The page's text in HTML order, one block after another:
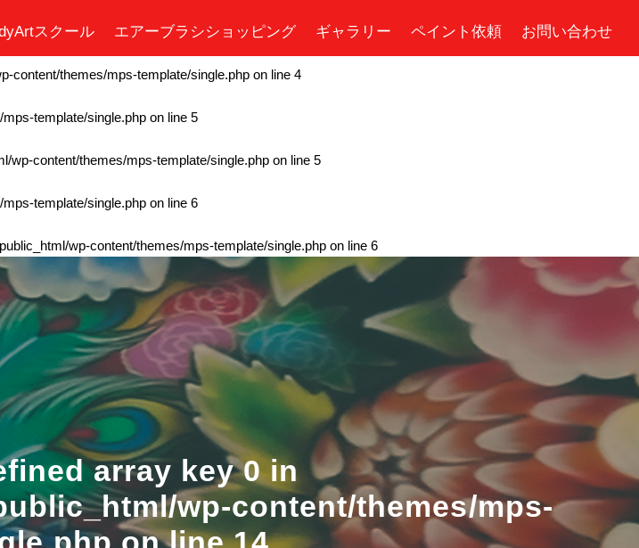
スクール エアーブラシショッピング ギャラリー ペイント依頼 お問い合わせ
template/single.phpon line 4
content/themes/mps-template/single.php on line 4
template/single.php on line 5
wp-content/themes/mps-template/single.php on line 5
template/single.php on line 6
wp-content/themes/mps-template/single.php on line 6
array key 0 in
wp-content/themes/mps-